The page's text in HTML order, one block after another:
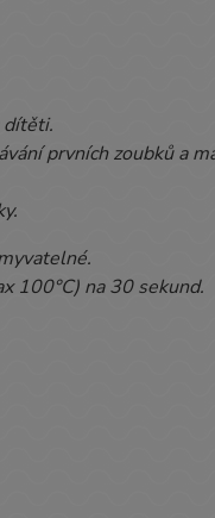
dítěti.
prvních zoubků a
100°C) na 30 sekund.